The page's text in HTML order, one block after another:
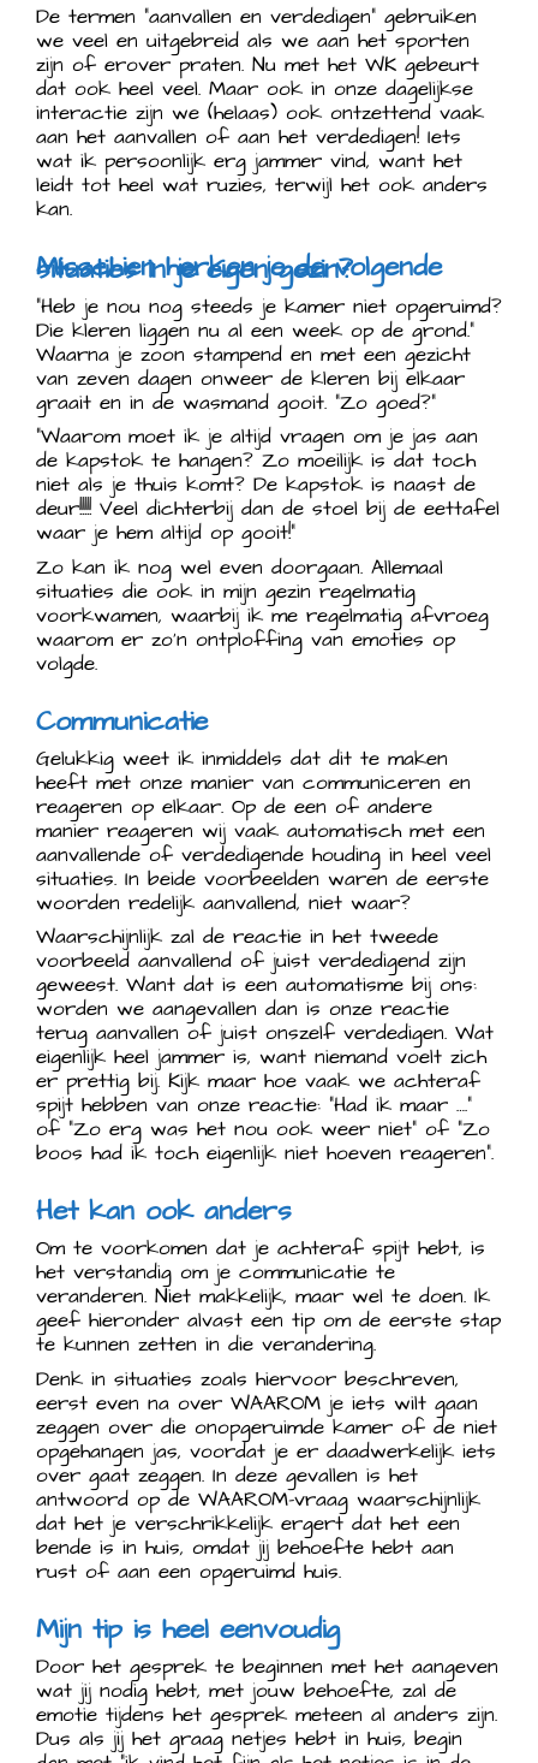
De termen “aanvallen en verdedigen” gebruiken
we veel en uitgebreid als we aan het sporten
zijn of erover praten. Nu met het WK gebeurt
dat ook heel veel. Maar ook in onze dagelijkse
interactie zijn we (helaas) ook ontzettend vaak
aan het aanvallen of aan het verdedigen! Iets
wat ik persoonlijk erg jammer vind, want het
leidt tot heel wat ruzies, terwijl het ook anders
kan.
Misschien herken je de volgende situaties in je eigen gezin?
“Heb je nou nog steeds je kamer niet opgeruimd?
Die kleren liggen nu al een week op de grond.”
Waarna je zoon stampend en met een gezicht
van zeven dagen onweer de kleren bij elkaar
graait en in de wasmand gooit. “Zo goed?”
“Waarom moet ik je altijd vragen om je jas aan
de kapstok te hangen? Zo moeilijk is dat toch
niet als je thuis komt? De kapstok is naast de
deur!!!!! Veel dichterbij dan de stoel bij de eettafel
waar je hem altijd op gooit!”
Zo kan ik nog wel even doorgaan. Allemaal
situaties die ook in mijn gezin regelmatig
voorkwamen, waarbij ik me regelmatig afvroeg
waarom er zo’n ontploffing van emoties op
volgde.
Communicatie
Gelukkig weet ik inmiddels dat dit te maken
heeft met onze manier van communiceren en
reageren op elkaar. Op de een of andere
manier reageren wij vaak automatisch met een
aanvallende of verdedigende houding in heel veel
situaties. In beide voorbeelden waren de eerste
woorden redelijk aanvallend, niet waar?
Waarschijnlijk zal de reactie in het tweede
voorbeeld aanvallend of juist verdedigend zijn
geweest. Want dat is een automatisme bij ons:
worden we aangevallen dan is onze reactie
terug aanvallen of juist onszelf verdedigen. Wat
eigenlijk heel jammer is, want niemand voelt zich
er prettig bij. Kijk maar hoe vaak we achteraf
spijt hebben van onze reactie: “Had ik maar ….”
of “Zo erg was het nou ook weer niet” of “Zo
boos had ik toch eigenlijk niet hoeven reageren”.
Het kan ook anders
Om te voorkomen dat je achteraf spijt hebt, is
het verstandig om je communicatie te
veranderen. Niet makkelijk, maar wel te doen. Ik
geef hieronder alvast een tip om de eerste stap
te kunnen zetten in die verandering.
Denk in situaties zoals hiervoor beschreven,
eerst even na over WAAROM je iets wilt gaan
zeggen over die onopgeruimde kamer of de niet
opgehangen jas, voordat je er daadwerkelijk iets
over gaat zeggen. In deze gevallen is het
antwoord op de WAAROM-vraag waarschijnlijk
dat het je verschrikkelijk ergert dat het een
bende is in huis, omdat jij behoefte hebt aan
rust of aan een opgeruimd huis.
Mijn tip is heel eenvoudig
Door het gesprek te beginnen met het aangeven
wat jij nodig hebt, met jouw behoefte, zal de
emotie tijdens het gesprek meteen al anders zijn.
Dus als jij het graag netjes hebt in huis, begin